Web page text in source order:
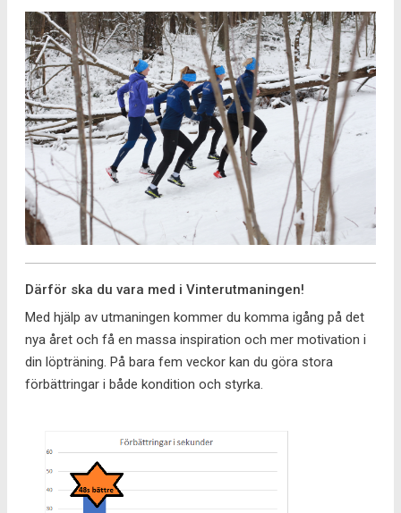
Därför ska du vara med i Vinterutmaningen!
Med hjälp av utmaningen kommer du komma igång på det
nya året och få en massa inspiration och mer motivation i
din löpträning. På bara fem veckor kan du göra stora
förbättringar i både kondition och styrka.